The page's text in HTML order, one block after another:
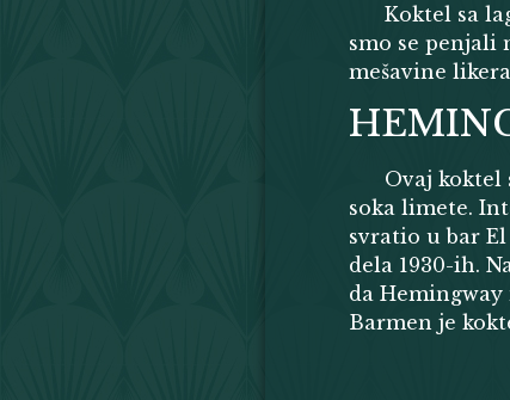
Koktel sa
smo se penjali
mešavine
Ovaj koktel
soka limete.
svratio u bar
dela 1930-ih.
da
Barmen je